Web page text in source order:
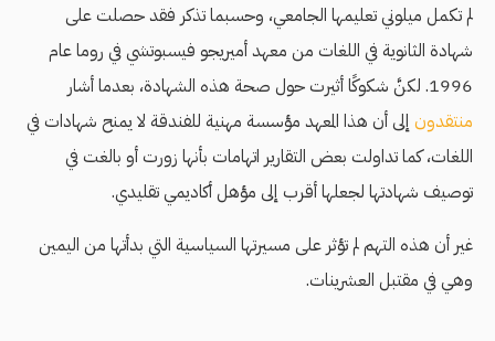
لم تكمل ميلوني تعليمها الجامعي، وحسبما تذكر فقد حصلت على
شهادة الثانوية في اللغات من معهد أميريجو فيسبوتشي في روما عام
1996. لكنَّ شكوكًا أثيرت حول صحة هذه الشهادة، بعدما أشار
منتقدون إلى أن هذا المعهد مؤسسة مهنية للفندقة لا يمنح شهادات في
اللغات، كما تداولت بعض التقارير اتهامات بأنها زورت أو بالغت في
توصيف شهادتها لجعلها أقرب إلى مؤهل أكاديمي تقليدي.
غير أن هذه التهم لم تؤثر على مسيرتها السياسية التي بدأتها من اليمين
وهي في مقتبل العشرينات.